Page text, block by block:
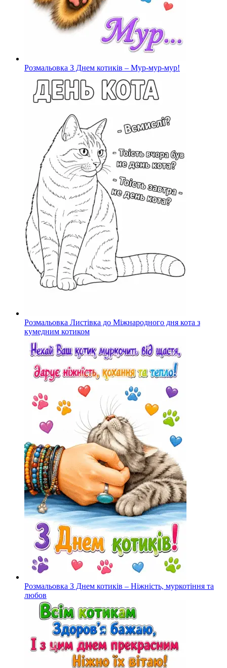
Розмальовка З Днем котиків – Мур-мур-мур!
Розмальовка Листівка до Міжнародного дня кота з
кумедним котиком
Розмальовка З Днем котиків – Ніжність, муркотіння та
любов